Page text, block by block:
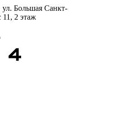
Большая Санкт-
11, 2 этаж